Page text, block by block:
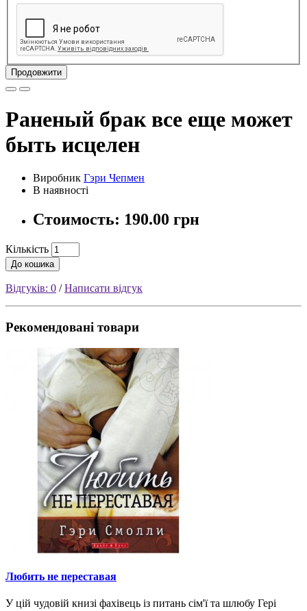
Продовжити
Раненый брак все еще может
быть исцелен
Виробник Гэри Чепмен
В наявності
Стоимость: 190.00 грн
Кількість
До кошика
Відгуків: 0 /Написати відгук
Рекомендовані товари
Любить не переставая
У цій чудовій книзі фахівець із питань сім'ї та шлюбу Гері